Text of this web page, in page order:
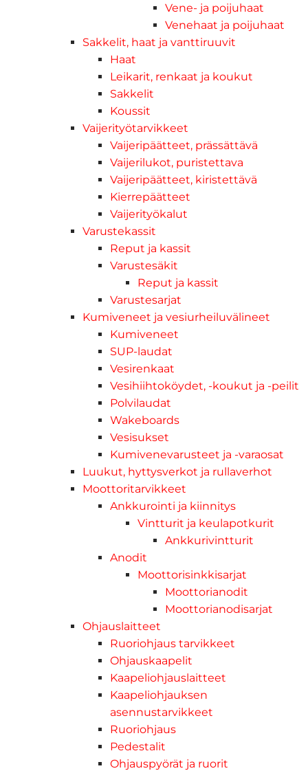
Vene- ja poijuhaat
Venehaat ja poijuhaat
Sakkelit, haat ja vanttiruuvit
Haat
Leikarit, renkaat ja koukut
Sakkelit
Koussit
Vaijerityötarvikkeet
Vaijeripäätteet, prässättävä
Vaijerilukot, puristettava
Vaijeripäätteet, kiristettävä
Kierrepäätteet
Vaijerityökalut
Varustekassit
Reput ja kassit
Varustesäkit
Reput ja kassit
Varustesarjat
Kumiveneet ja vesiurheiluvälineet
Kumiveneet
SUP-laudat
Vesirenkaat
Vesihiihtoköydet, -koukut ja -peilit
Polvilaudat
Wakeboards
Vesisukset
Kumivenevarusteet ja -varaosat
Luukut, hyttysverkot ja rullaverhot
Moottoritarvikkeet
Ankkurointi ja kiinnitys
Vintturit ja keulapotkurit
Ankkurivintturit
Anodit
Moottorisinkkisarjat
Moottorianodit
Moottorianodisarjat
Ohjauslaitteet
Ruoriohjaus tarvikkeet
Ohjauskaapelit
Kaapeliohjauslaitteet
Kaapeliohjauksen
asennustarvikkeet
Ruoriohjaus
Pedestalit
Ohjauspyörät ja ruorit